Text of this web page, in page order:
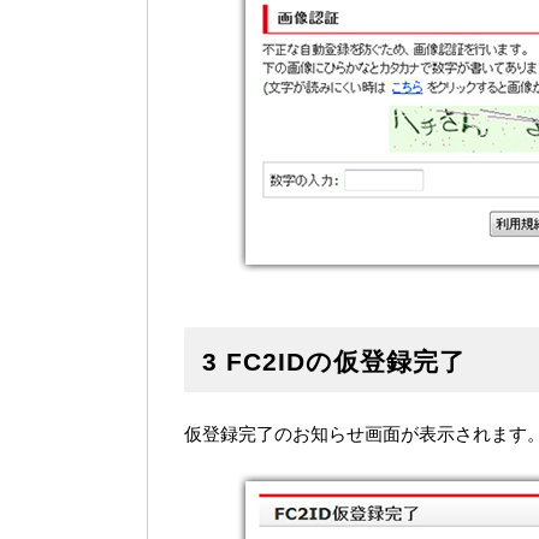
3 FC2IDの仮登録完了
仮登録完了のお知らせ画面が表示されます